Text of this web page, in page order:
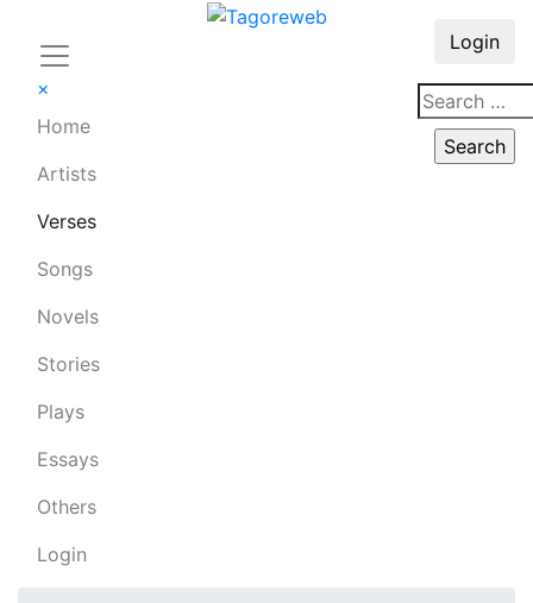
×
Home
Artists
Verses
Songs
Novels
Stories
Plays
Essays
Others
Login
Login